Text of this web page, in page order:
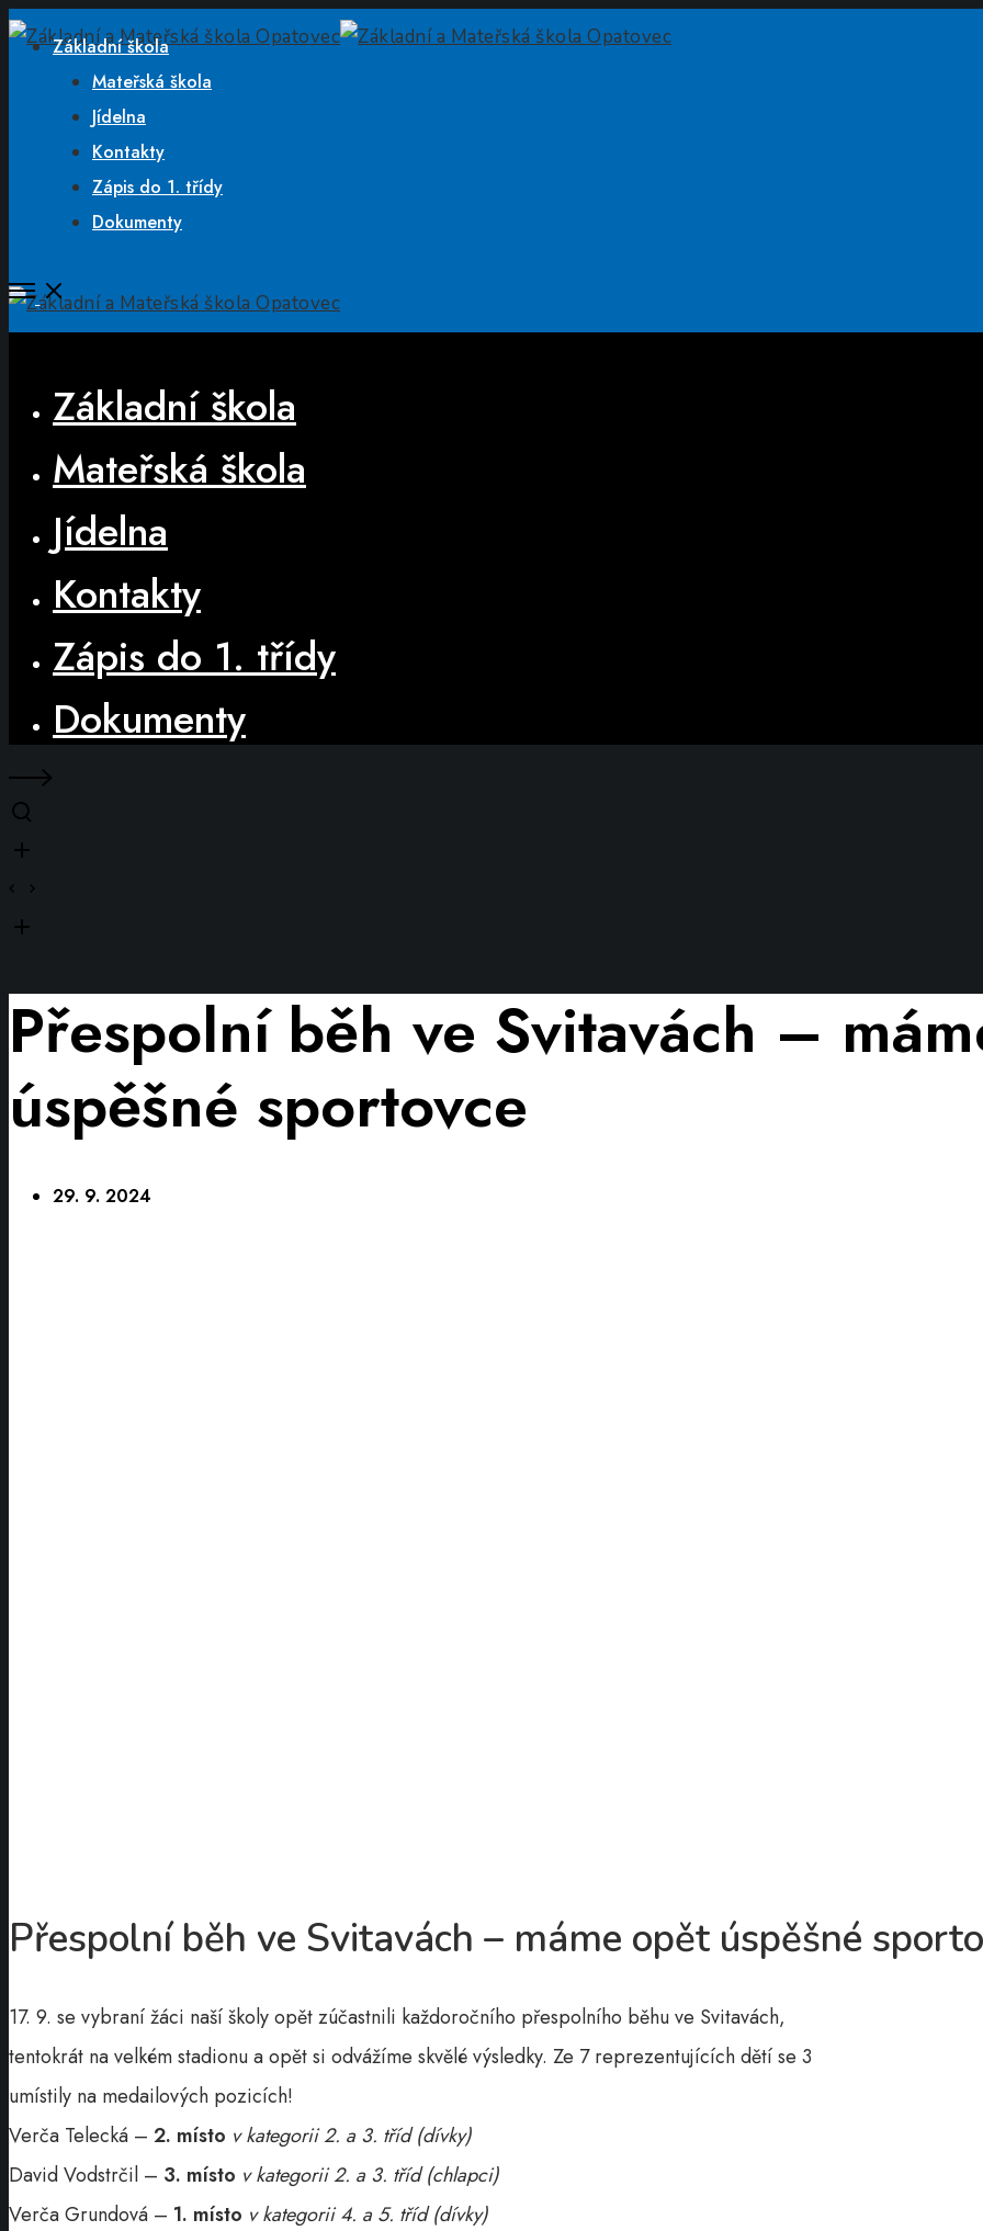
Základní škola
Mateřská škola
Jídelna
Kontakty
Zápis do 1. třídy
Dokumenty
Open
Menu
Základní škola
Mateřská škola
Jídelna
Kontakty
Zápis do 1. třídy
Dokumenty
Přespolní běh ve Svitavách –
úspěšné sportovce
29. 9. 2024
Přespolní běh ve Svitavách – máme opět úspěšné
17. 9. se vybraní žáci naší školy opět zúčastnili každoročního přespolního běhu ve Svitavách,
tentokrát na velkém stadionu a opět si odvážíme skvělé výsledky. Ze 7 reprezentujících dětí se 3
umístily na medailových pozicích!
Verča Telecká – 2. místo v kategorii 2. a 3. tříd (dívky)
David Vodstrčil – 3. místo v kategorii 2. a 3. tříd (chlapci)
Verča Grundová – 1. místo v kategorii 4. a 5. tříd (dívky)